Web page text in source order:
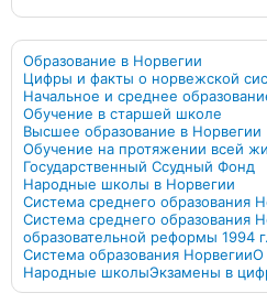
Образование в Норвегии
Цифры и факты о норвежской
Начальное и среднее
Обучение в старшей школе
Высшее образование в Норвегии
Обучение на протяжении всей
Государственный Ссудный Фонд
Народные школы в Норвегии
Система среднего образования
Система среднего образования
образовательной реформы 1994 г.
Система образования НорвегииО
Народные школыЭкзамены в